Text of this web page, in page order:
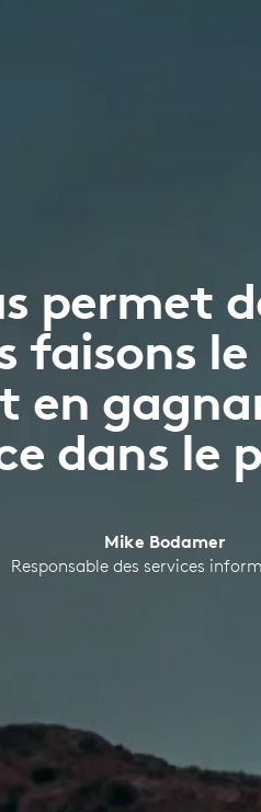
permet
faisons
en
dans le
Mike Bodamer
Responsable des services